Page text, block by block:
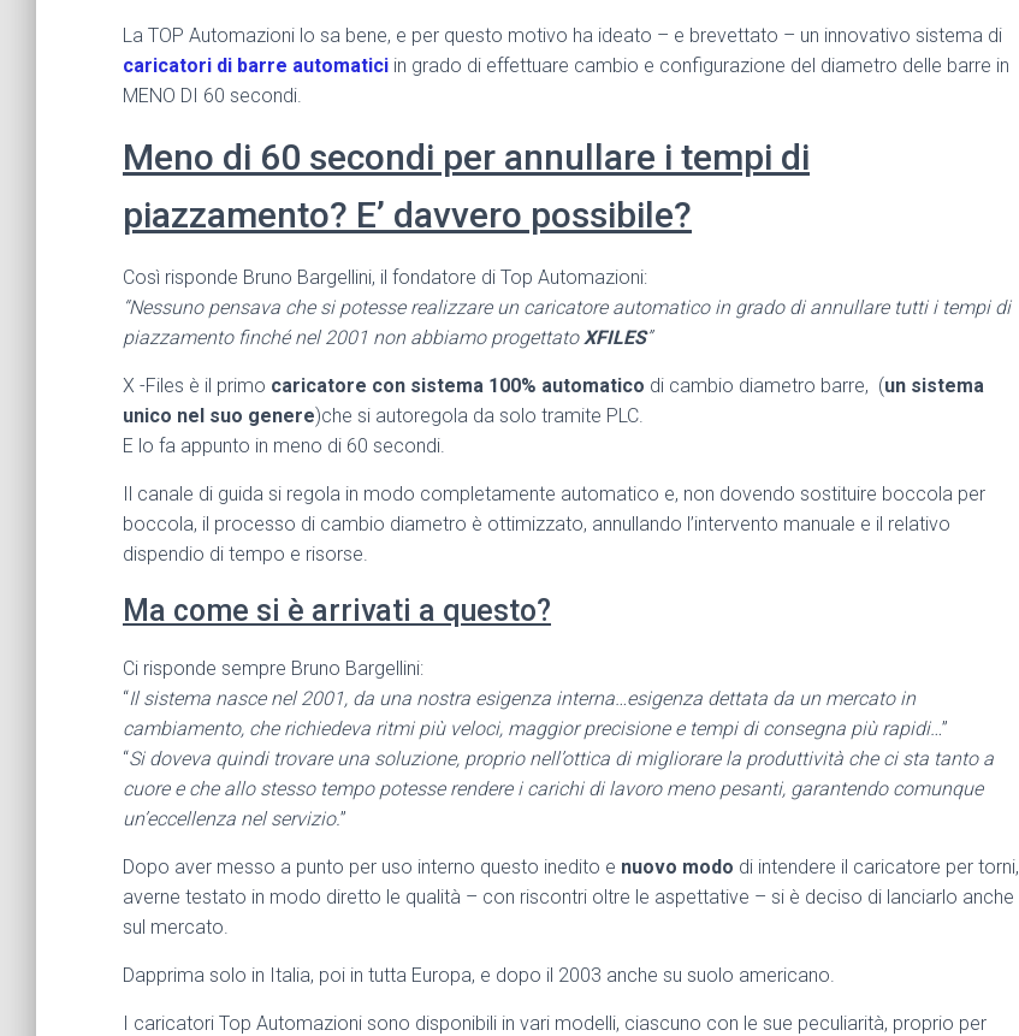
La TOP Automazioni lo sa bene, e per questo motivo ha ideato – e brevettato – un innovativo sistema di
caricatori di barre automatici in grado di effettuare cambio e configurazione del diametro delle barre in
MENO DI 60 secondi.
Meno di 60 secondi per annullare i tempi di
piazzamento? E’ davvero possibile?
Così risponde Bruno Bargellini, il fondatore di Top Automazioni:
“Nessuno pensava che si potesse realizzare un caricatore automatico in grado di annullare tutti i tempi di
piazzamento finché nel 2001 non abbiamo progettatoXFILES”
X -Files è il primo caricatore con sistema 100% automatico di cambio diametro barre, (un sistema
unico nel suo genere)che si autoregola da solo tramite PLC.
E lo fa appunto in meno di 60 secondi.
Il canale di guida si regola in modo completamente automatico e, non dovendo sostituire boccola per
boccola, il processo di cambio diametro è ottimizzato, annullando l’intervento manuale e il relativo
dispendio di tempo e risorse.
Ma come si è arrivati a questo?
Ci risponde sempre Bruno Bargellini:
“Il sistema nasce nel 2001, da una nostra esigenza interna…esigenza dettata da un mercato in
cambiamento, che richiedeva ritmi più veloci, maggior precisione e tempi di consegna più rapidi…”
“Si doveva quindi trovare una soluzione, proprio nell’ottica di migliorare la produttività che ci sta tanto a
cuore e che allo stesso tempo potesse rendere i carichi di lavoro meno pesanti, garantendo comunque
un’eccellenza nel servizio.”
Dopo aver messo a punto per uso interno questo inedito e nuovo modo di intendere il caricatore per torni,
averne testato in modo diretto le qualità – con riscontri oltre le aspettative – si è deciso di lanciarlo anche
sul mercato.
Dapprima solo in Italia, poi in tutta Europa, e dopo il 2003 anche su suolo americano.
I caricatori Top Automazioni sono disponibili in vari modelli, ciascuno con le sue peculiarità, proprio per